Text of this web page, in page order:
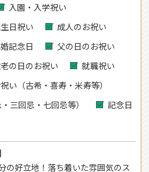
入園・入学祝い
日祝い
成人のお祝い
記念日
父の日のお祝い
の日のお祝い
就職祝い
い（古希・喜寿・米寿等）
三回忌・七回忌等）
記念日
の好立地！落ち着いた雰囲気のス